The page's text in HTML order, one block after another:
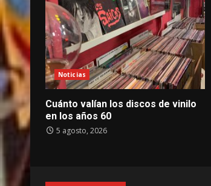
Noticias
Cuánto valían los discos de vinilo
en los años 60
5 agosto, 2026